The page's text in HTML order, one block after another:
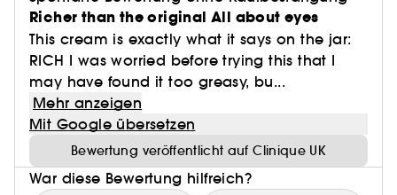
Richer than the original All about eyes
This cream is exactly what it says on the jar:
RICH I was worried before trying this that I
may have found it too greasy, bu...
Mehr anzeigen
Mit Google übersetzen
Bewertung veröffentlicht auf Clinique UK
War diese Bewertung hilfreich?